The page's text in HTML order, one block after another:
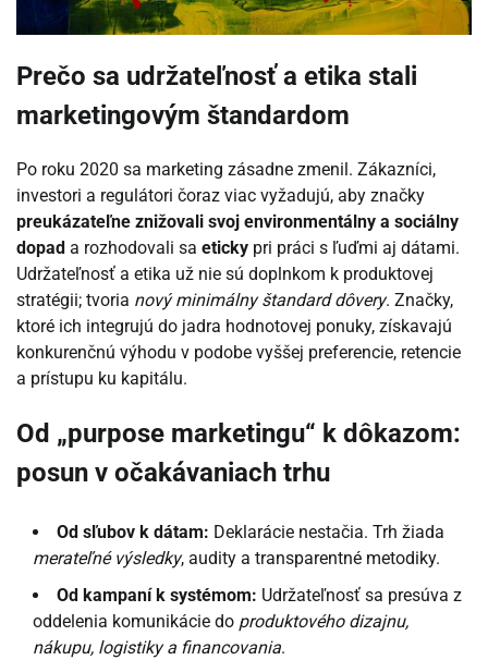
Prečo sa udržateľnosť a etika stali
marketingovým štandardom
Po roku 2020 sa marketing zásadne zmenil. Zákazníci,
investori a regulátori čoraz viac vyžadujú, aby značky
preukázateľne znižovali svoj environmentálny a sociálny
dopad a rozhodovali sa eticky pri práci s ľuďmi aj dátami.
Udržateľnosť a etika už nie sú doplnkom k produktovej
stratégii; tvoria nový minimálny štandard dôvery. Značky,
ktoré ich integrujú do jadra hodnotovej ponuky, získavajú
konkurenčnú výhodu v podobe vyššej preferencie, retencie
a prístupu ku kapitálu.
Od „purpose marketingu“ k dôkazom:
posun v očakávaniach trhu
Od sľubov k dátam: Deklarácie nestačia. Trh žiada
merateľné výsledky, audity a transparentné metodiky.
Od kampaní k systémom: Udržateľnosť sa presúva z
oddelenia komunikácie do produktového dizajnu,
nákupu, logistiky a financovania.